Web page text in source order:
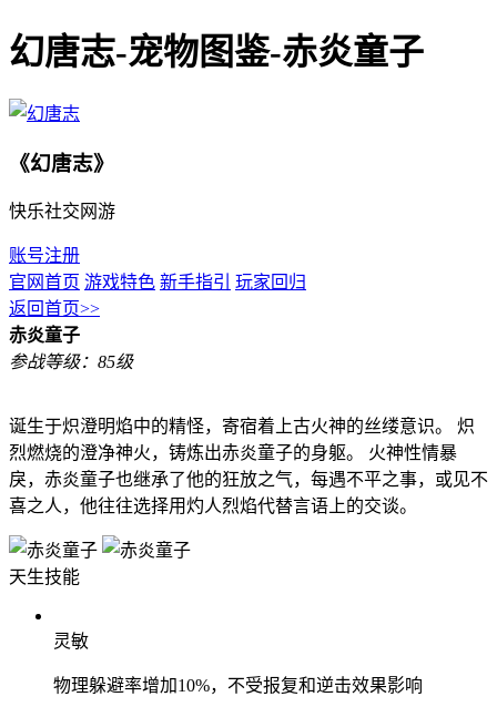
幻唐志-宠物图鉴-赤炎童子
《幻唐志》
快乐社交网游
账号注册
官网首页 游戏特色 新手指引
玩家回归
返回首页>>
赤炎童子
参战等级：85级
诞生于炽澄明焰中的精怪，寄宿着上古火神的丝缕意识。 炽
烈燃烧的澄净神火，铸炼出赤炎童子的身躯。 火神性情暴
戾，赤炎童子也继承了他的狂放之气，每遇不平之事，或见不
喜之人，他往往选择用灼人烈焰代替言语上的交谈。
天生技能
灵敏
物理躲避率增加10%，不受报复和逆击效果影响